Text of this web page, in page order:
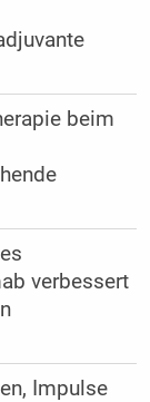
beim
verbessert
Impulse